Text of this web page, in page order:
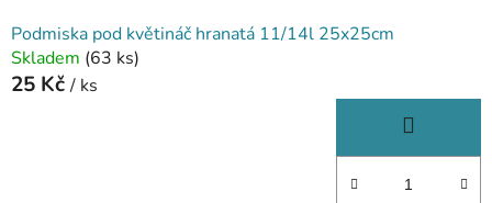
Podmiska pod květináč hranatá 11/14l 25x25cm
Skladem (63 ks)
25 Kč / ks